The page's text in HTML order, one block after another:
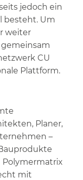
jedoch ein
besteht. Um
weiter
CU
Plattform.
Planer,
–
mit